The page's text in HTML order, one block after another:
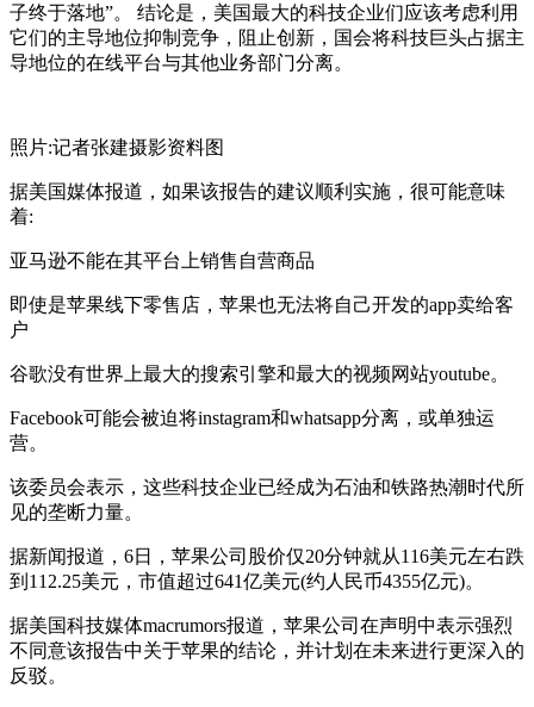
子终于落地”。 结论是，美国最大的科技企业们应该考虑利用
它们的主导地位抑制竞争，阻止创新，国会将科技巨头占据主
导地位的在线平台与其他业务部门分离。
照片:记者张建摄影资料图
据美国媒体报道，如果该报告的建议顺利实施，很可能意味
着:
亚马逊不能在其平台上销售自营商品
即使是苹果线下零售店，苹果也无法将自己开发的app卖给客
户
谷歌没有世界上最大的搜索引擎和最大的视频网站youtube。
Facebook可能会被迫将instagram和whatsapp分离，或单独运
营。
该委员会表示，这些科技企业已经成为石油和铁路热潮时代所
见的垄断力量。
据新闻报道，6日，苹果公司股价仅20分钟就从116美元左右跌
到112.25美元，市值超过641亿美元(约人民币4355亿元)。
据美国科技媒体macrumors报道，苹果公司在声明中表示强烈
不同意该报告中关于苹果的结论，并计划在未来进行更深入的
反驳。